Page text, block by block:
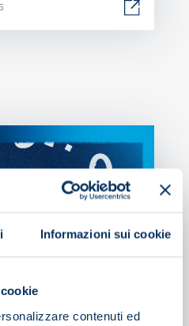
Informazioni sui cookie
contenuti ed